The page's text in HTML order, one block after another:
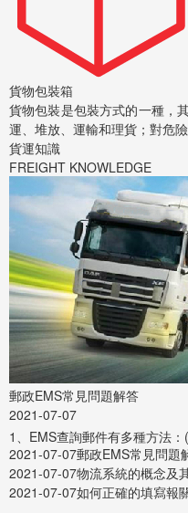
貨物包裝箱
貨物包裝是包裝方式的一種，
運、堆放、運輸和理貨；對危
貨運知識
FREIGHT KNOWLEDGE
郵政EMS常見問題解答
2021-07-07
1、EMS查詢郵件有多種方法
2021-07-07郵政EMS常見問題
2021-07-07物流系統的概念及
2021-07-07如何正確的填寫報